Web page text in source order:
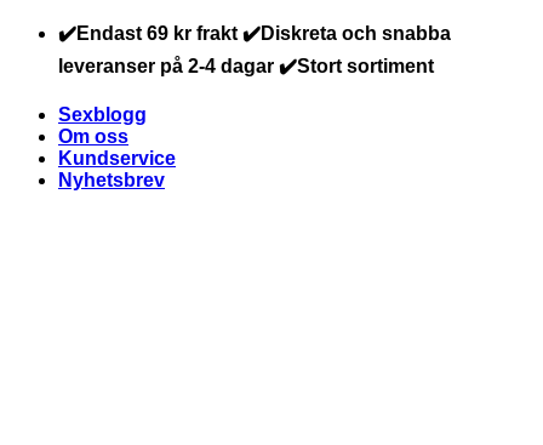
Skip
content
✔️Endast 69 kr frakt ✔️Diskreta och snabba
leveranser på 2-4 dagar ✔️Stort sortiment
Sexblogg
Om oss
Kundservice
Nyhetsbrev